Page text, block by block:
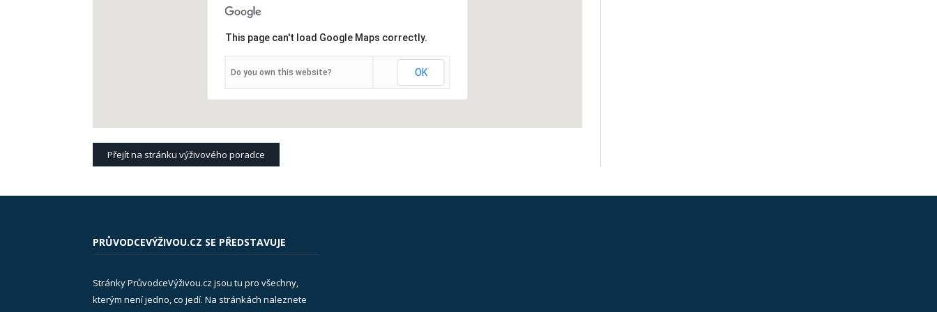
This page can't load Google Maps correctly.
Do you own this website? OK
Přejít na stránku výživového poradce
PRŮVODCEVÝŽIVOU.CZ SE PŘEDSTAVUJE
Stránky PrůvodceVýživou.cz jsou tu pro všechny,
kterým není jedno, co jedí. Na stránkách naleznete